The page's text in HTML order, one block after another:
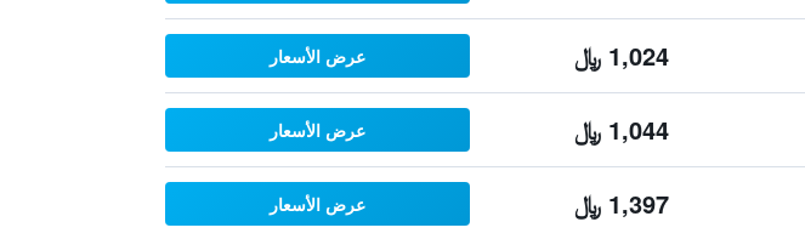
1,024 ﷼ عرض الأسعار
1,044 ﷼ عرض الأسعار
1,397 ﷼ عرض الأسعار